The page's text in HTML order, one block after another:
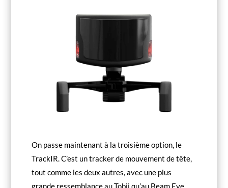
On passe maintenant à la troisième option, le
TrackIR. C’est un tracker de mouvement de tête,
tout comme les deux autres, avec une plus
grande ressemblance au Tobii qu’au Beam Eye